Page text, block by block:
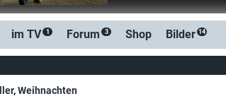
im TV 1 Forum 3 Shop Bilder 14
,Weihnachten